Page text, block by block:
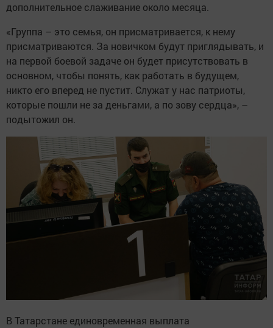
дополнительное слаживание около месяца.
«Группа – это семья, он присматривается, к нему
присматриваются. За новичком будут приглядывать, и
на первой боевой задаче он будет присутствовать в
основном, чтобы понять, как работать в будущем,
никто его вперед не пустит. Служат у нас патриоты,
которые пошли не за деньгами, а по зову сердца», –
подытожил он.
В Татарстане единовременная выплата